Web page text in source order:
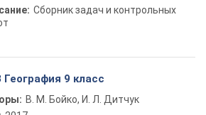
Сборник задач и контрольных
География 9 класс
В. М. Бойко, И. Л. Дитчук